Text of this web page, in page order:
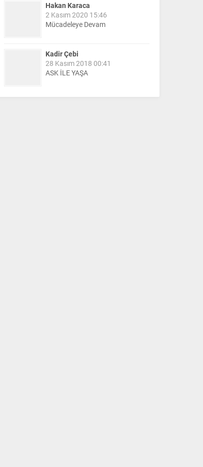
Hakan Karaca
2 Kasım 2020 15:46
Mücadeleye Devam
Kadir Çebi
28 Kasım 2018 00:41
ASK İLE YAŞA